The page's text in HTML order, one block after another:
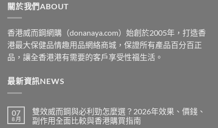
關於我們ABOUT
香港威而鋼網購（donanaya.com）始創於2005年，打造香
港最大保健品情趣用品網絡商城，保證所有產品百分百正
品，讓全香港港有需要的客戶享受性福生活。
最新資訊NEWS
07
8 月
雙效威而鋼與必利勁怎麼選？2026年效果、價錢、
副作用全面比較與香港購買指南